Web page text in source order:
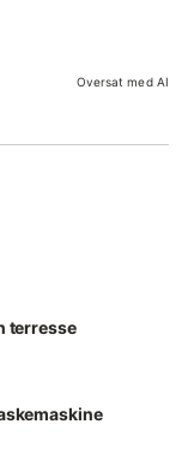
Wi-Fi med en
og en
at besøge
og inde i
Oversat med AI
terresse